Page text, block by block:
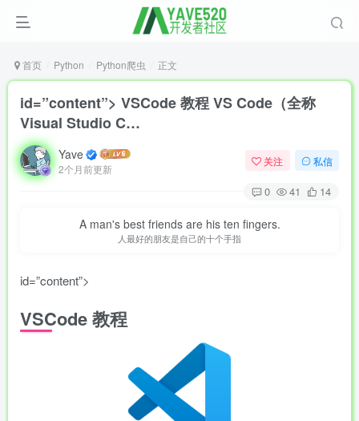
首页 Python Python爬虫 正文
id=”content”> VSCode 教程 VS Code（全称
Visual Studio C…
Yave
2个月前更新
关注 私信
0 41 14
A man's best friends are his ten fingers.
人最好的朋友是自己的十个手指
id=”content”>
VSCode 教程